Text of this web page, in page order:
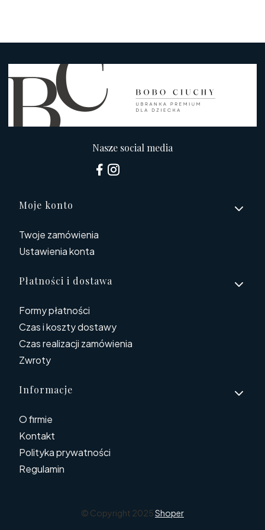
Nasze social media
Linki w stopce
Moje konto
Twoje zamówienia
Ustawienia konta
Płatności i dostawa
Formy płatności
Czas i koszty dostawy
Czas realizacji zamówienia
Zwroty
Informacje
O firmie
Kontakt
Polityka prywatności
Regulamin
© Copyright 2025Shoper